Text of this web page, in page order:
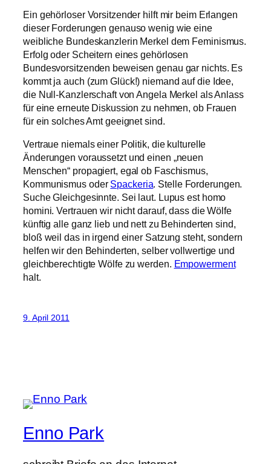
Ein gehörloser Vorsitzender hilft mir beim Erlangen
dieser Forderungen genauso wenig wie eine
weibliche Bundeskanzlerin Merkel dem Feminismus.
Erfolg oder Scheitern eines gehörlosen
Bundesvorsitzenden beweisen genau gar nichts. Es
kommt ja auch (zum Glück!) niemand auf die Idee,
die Null-Kanzlerschaft von Angela Merkel als Anlass
für eine erneute Diskussion zu nehmen, ob Frauen
für ein solches Amt geeignet sind.
Vertraue niemals einer Politik, die kulturelle
Änderungen voraussetzt und einen „neuen
Menschen“ propagiert, egal ob Faschismus,
Kommunismus oder Spackeria. Stelle Forderungen.
Suche Gleichgesinnte. Sei laut. Lupus est homo
homini. Vertrauen wir nicht darauf, dass die Wölfe
künftig alle ganz lieb und nett zu Behinderten sind,
bloß weil das in irgend einer Satzung steht, sondern
helfen wir den Behinderten, selber vollwertige und
gleichberechtigte Wölfe zu werden. Empowerment
halt.
9. April 2011
Enno Park